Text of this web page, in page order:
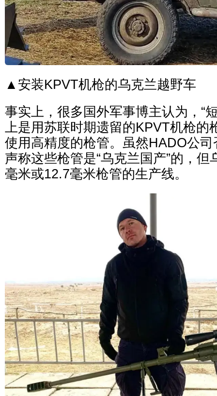
▲安装KPVT机枪的乌克兰越野车
事实上，很多国外军事博主认为，“
上是用苏联时期遗留的KPVT机枪的
使用高精度的枪管。虽然HADO公
声称这些枪管是“乌克兰国产”的，
毫米或12.7毫米枪管的生产线。